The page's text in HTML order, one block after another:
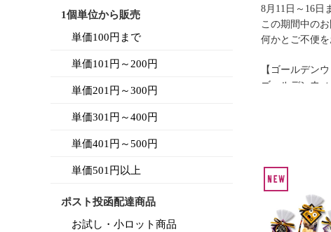
8月11日～16日
この期間中の
何かとご不便
【ゴールデン
ゴールデンウ
連休明けにご
当店は、粗品
【数量限定！
年始におすす
1個単位から販売
単価100円まで
単価101円～200円
単価201円～300円
単価301円～400円
単価401円～500円
単価501円以上
ポスト投函配達商品
お試し・小ロット商品